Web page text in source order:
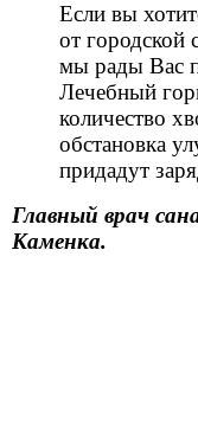
Если вы
от городской
мы рады Вас
Лечебный
количество
обстановка
придадут
Главный врач
Каменка.